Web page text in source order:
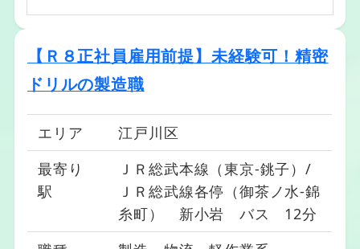
【Ｒ８正社員雇用前提】未経験可！精密
ドリルの製造職
エリア
江戸川区
最寄り
駅
ＪＲ総武本線（東京-銚子）/
ＪＲ総武線各停（御茶ノ水-錦
糸町） 新小岩 バス 12分